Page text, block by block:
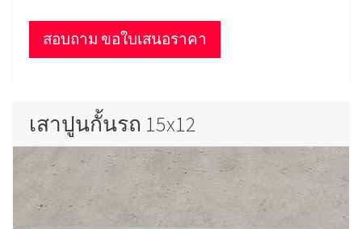
สอบถาม ขอใบเสนอราคา
เสาปูนกั้นรถ 15x12